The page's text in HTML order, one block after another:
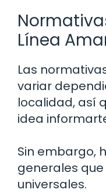
Línea
Las
variar
localidad, así
idea
Sin embargo,
generales
universales.